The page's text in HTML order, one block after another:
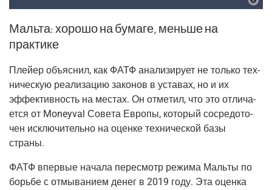
Мальта: хорошо на бумаге, меньше на
практике
Плей­ер объ­яс­нил, как ФАТФ ана­ли­зи­ру­ет не толь­ко тех­
ни­че­скую реа­ли­за­цию зако­нов в уста­вах, но и их
эффек­тив­ность на местах. Он отме­тил, что это отли­ча­
ет­ся от Moneyval Сове­та Евро­пы, кото­рый сосре­до­то­
чен исклю­чи­тель­но на оцен­ке тех­ни­че­ской базы
страны.
ФАТФ впер­вые нача­ла пере­смотр режи­ма Маль­ты по
борь­бе с отмы­ва­ни­ем денег в 2019 году. Эта оцен­ка